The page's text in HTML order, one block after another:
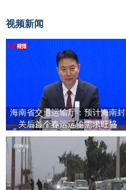
视频新闻
海南省交通运输厅：预计海南封
关后首个春运运输需求旺盛